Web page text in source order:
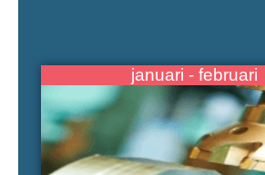
januari - februari